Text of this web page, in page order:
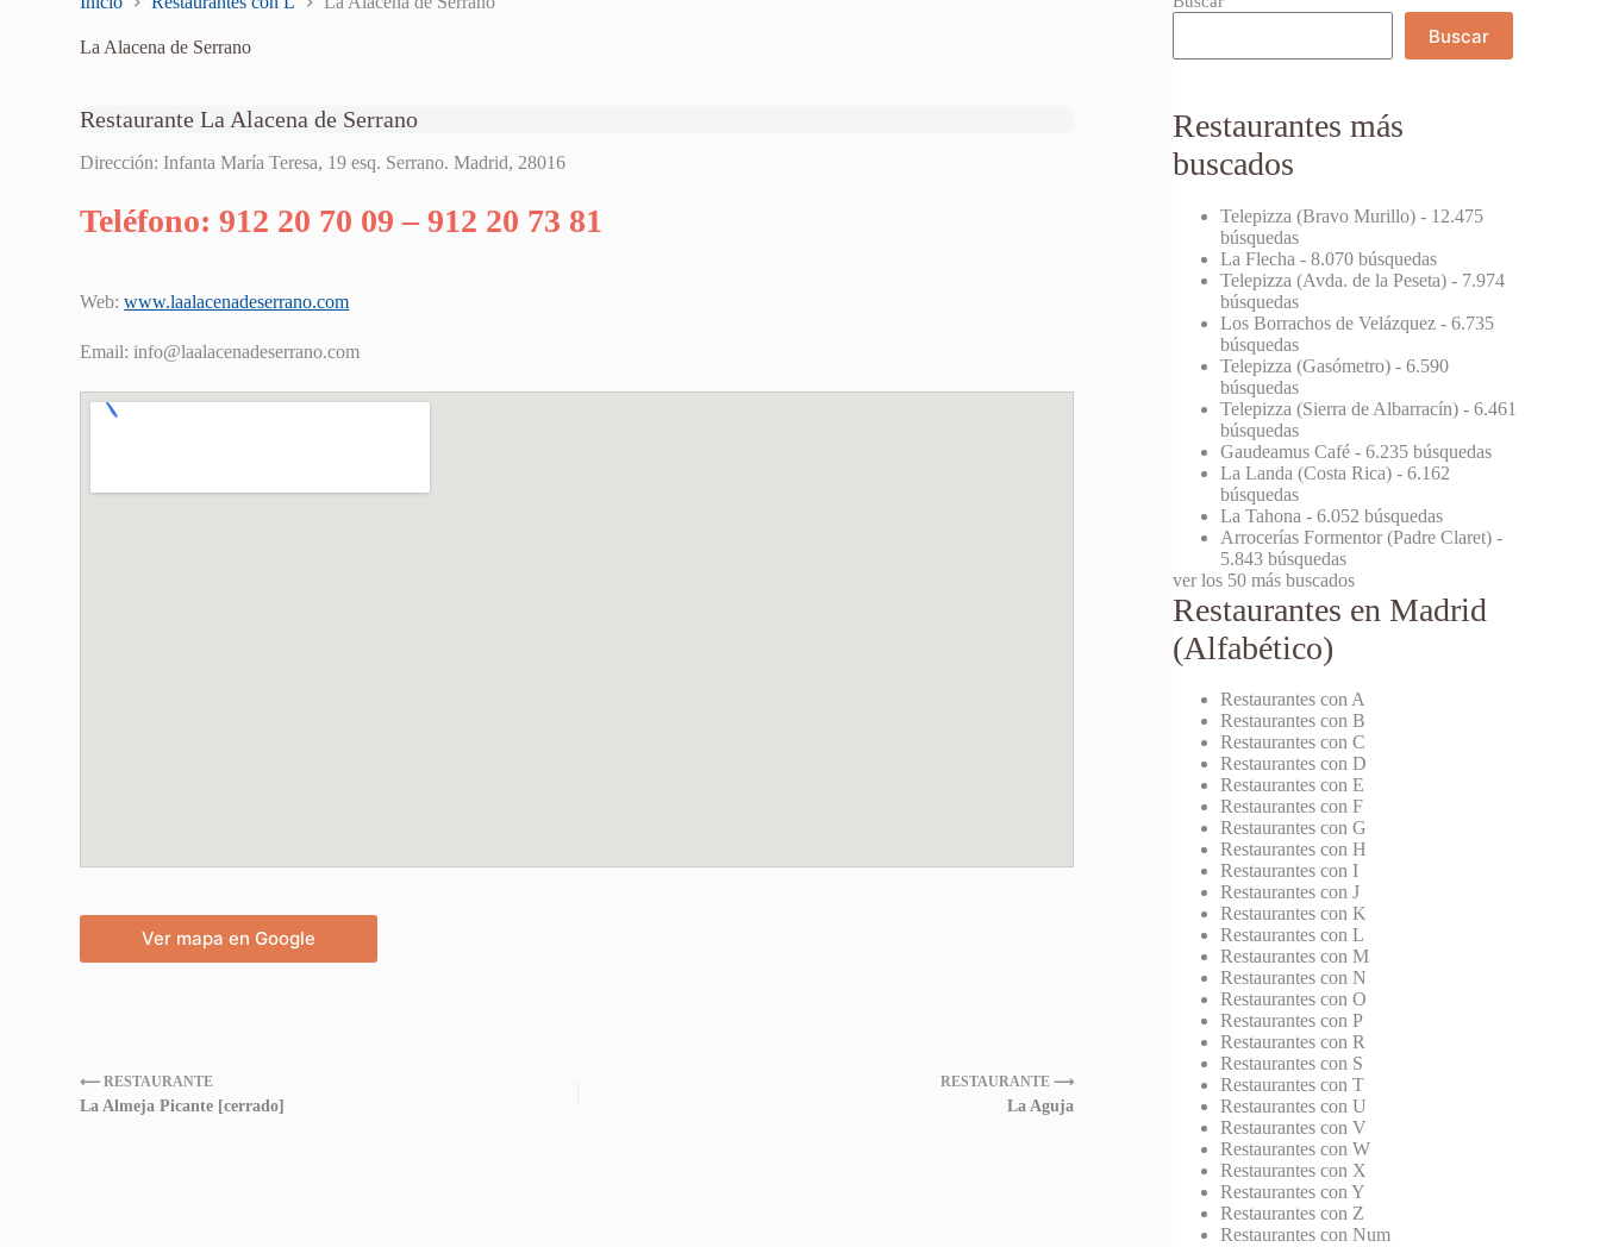
La Alacena de Serrano
Restaurante La Alacena de Serrano
Dirección: Infanta María Teresa, 19 esq. Serrano. Madrid, 28016
Teléfono: 912 20 70 09 – 912 20 73 81
Web:www.laalacenadeserrano.com
Email: info@laalacenadeserrano.com
Ver mapa en Google
⟵ RESTAURANTE
La Almeja Picante [cerrado]
RESTAURANTE ⟶
La Aguja
Buscar
Restaurantes más
buscados
Telepizza (Bravo Murillo) - 12.475
búsquedas
La Flecha - 8.070 búsquedas
Telepizza (Avda. de la Peseta) - 7.974
búsquedas
Los Borrachos de Velázquez - 6.735
búsquedas
Telepizza (Gasómetro) - 6.590
búsquedas
Telepizza (Sierra de Albarracín) - 6.461
búsquedas
Gaudeamus Café - 6.235 búsquedas
La Landa (Costa Rica) - 6.162
búsquedas
La Tahona - 6.052 búsquedas
Arrocerías Formentor (Padre Claret) -
5.843 búsquedas
ver los 50 más buscados
Restaurantes en Madrid
(Alfabético)
Restaurantes con A
Restaurantes con B
Restaurantes con C
Restaurantes con D
Restaurantes con E
Restaurantes con F
Restaurantes con G
Restaurantes con H
Restaurantes con I
Restaurantes con J
Restaurantes con K
Restaurantes con L
Restaurantes con M
Restaurantes con N
Restaurantes con O
Restaurantes con P
Restaurantes con R
Restaurantes con S
Restaurantes con T
Restaurantes con U
Restaurantes con V
Restaurantes con W
Restaurantes con X
Restaurantes con Y
Restaurantes con Z
Restaurantes con Num